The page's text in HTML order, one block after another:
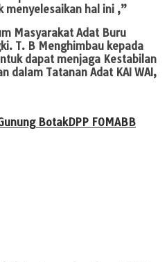
menyelesaikan hal ini ,”
Masyarakat Adat Buru
T. B Menghimbau kepada
dapat menjaga Kestabilan
dalam Tatanan Adat KAI WAI,
BotakDPP FOMABB